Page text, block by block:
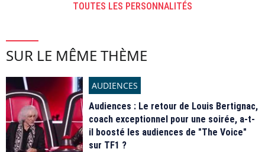
TOUTES LES PERSONNALITÉS
SUR LE MÊME THÈME
AUDIENCES
Audiences : Le retour de Louis Bertignac,
coach exceptionnel pour une soirée, a-t-
il boosté les audiences de "The Voice"
sur TF1 ?